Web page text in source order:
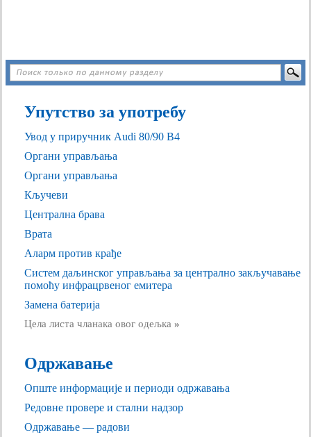
Упутство за употребу
Увод у приручник Audi 80/90 B4
Органи управљања
Органи управљања
Кључеви
Централна брава
Врата
Аларм против крађе
Систем даљинског управљања за централно закључавање
помоћу инфрацрвеног емитера
Замена батерија
Цела листа чланака овог одељка »
Одржавање
Опште информације и периоди одржавања
Редовне провере и стални надзор
Одржавање — радови